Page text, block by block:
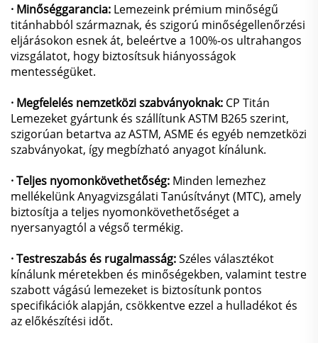
· Minőséggarancia: Lemezeink prémium minőségű
titánhabból származnak, és szigorú minőségellenőrzési
eljárásokon esnek át, beleértve a 100%-os ultrahangos
vizsgálatot, hogy biztosítsuk hiányosságok
mentességüket.
· Megfelelés nemzetközi szabványoknak: CP Titán
Lemezeket gyártunk és szállítunk ASTM B265 szerint,
szigorúan betartva az ASTM, ASME és egyéb nemzetközi
szabványokat, így megbízható anyagot kínálunk.
· Teljes nyomonkövethetőség: Minden lemezhez
mellékelünk Anyagvizsgálati Tanúsítványt (MTC), amely
biztosítja a teljes nyomonkövethetőséget a
nyersanyagtól a végső termékig.
· Testreszabás és rugalmasság:Széles választékot
kínálunk méretekben és minőségekben, valamint testre
szabott vágású lemezeket is biztosítunk pontos
specifikációk alapján, csökkentve ezzel a hulladékot és
az előkészítési időt.